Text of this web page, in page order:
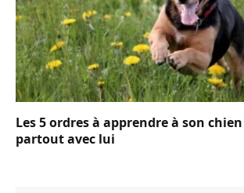
Les 5 ordres à apprendre à son
partout avec lui